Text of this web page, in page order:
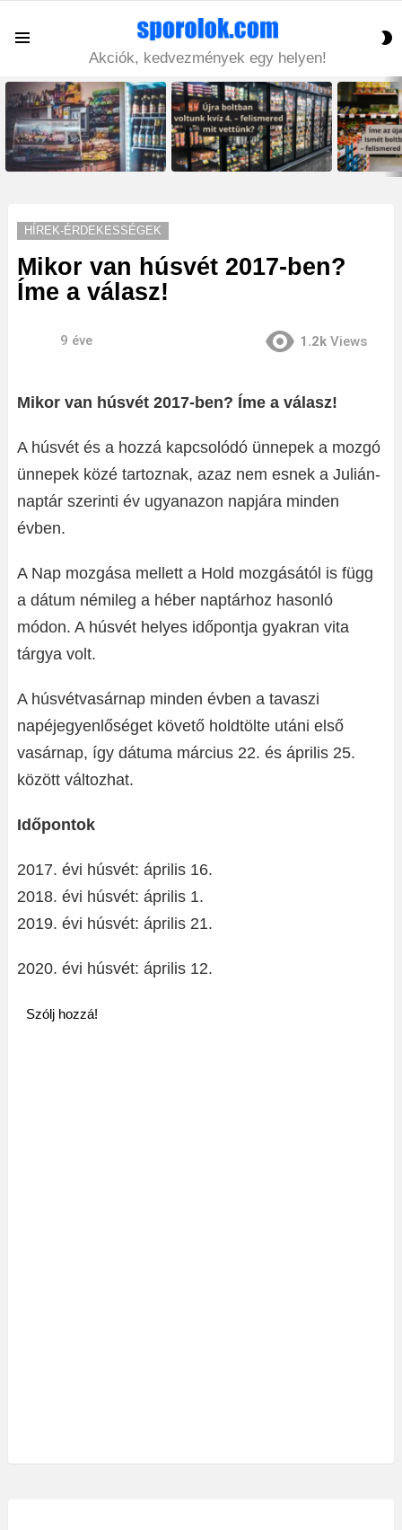
Akciók, kedvezmények egy helyen!
LATEST
STORIES
HÍREK-ÉRDEKESSÉGEK
Mikor van húsvét 2017-ben?
Íme a válasz!
9 éve 1.2k Views
Mikor van húsvét 2017-ben? Íme a válasz!
A húsvét és a hozzá kapcsolódó ünnepek a mozgó
ünnepek közé tartoznak, azaz nem esnek a Julián-
naptár szerinti év ugyanazon napjára minden
évben.
A Nap mozgása mellett a Hold mozgásától is függ
a dátum némileg a héber naptárhoz hasonló
módon. A húsvét helyes időpontja gyakran vita
tárgya volt.
A húsvétvasárnap minden évben a tavaszi
napéjegyenlőséget követő holdtölte utáni első
vasárnap, így dátuma március 22. és április 25.
között változhat.
Időpontok
2017. évi húsvét: április 16.
2018. évi húsvét: április 1.
2019. évi húsvét: április 21.
2020. évi húsvét: április 12.
Szólj hozzá!